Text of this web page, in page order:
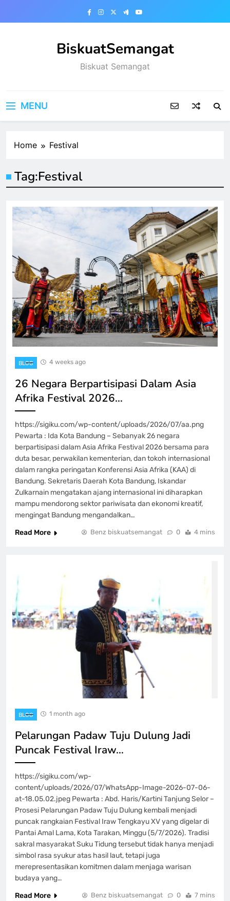
BiskuatSemangat
Biskuat Semangat
MENU
Home Festival
Tag:Festival
BLOG 4 weeks ago
26 Negara Berpartisipasi Dalam Asia
Afrika Festival 2026…
https://sigiku.com/wp-content/uploads/2026/07/aa.png
Pewarta : Ida Kota Bandung – Sebanyak 26 negara
berpartisipasi dalam Asia Afrika Festival 2026 bersama para
duta besar, perwakilan kementerian, dan tokoh internasional
dalam rangka peringatan Konferensi Asia Afrika (KAA) di
Bandung. Sekretaris Daerah Kota Bandung, Iskandar
Zulkarnain mengatakan ajang internasional ini diharapkan
mampu mendorong sektor pariwisata dan ekonomi kreatif,
mengingat Bandung mengandalkan…
Read More
Benz biskuatsemangat 0 4 mins
BLOG 1 month ago
Pelarungan Padaw Tuju Dulung Jadi
Puncak Festival Iraw…
https://sigiku.com/wp-
content/uploads/2026/07/WhatsApp-Image-2026-07-06-
at-18.05.02.jpeg Pewarta : Abd. Haris/Kartini Tanjung Selor –
Prosesi Pelarungan Padaw Tuju Dulung kembali menjadi
puncak rangkaian Festival Iraw Tengkayu XV yang digelar di
Pantai Amal Lama, Kota Tarakan, Minggu (5/7/2026). Tradisi
sakral masyarakat Suku Tidung tersebut tidak hanya menjadi
simbol rasa syukur atas hasil laut, tetapi juga
merepresentasikan komitmen dalam menjaga warisan
budaya yang…
Read More
Benz biskuatsemangat 0 7 mins